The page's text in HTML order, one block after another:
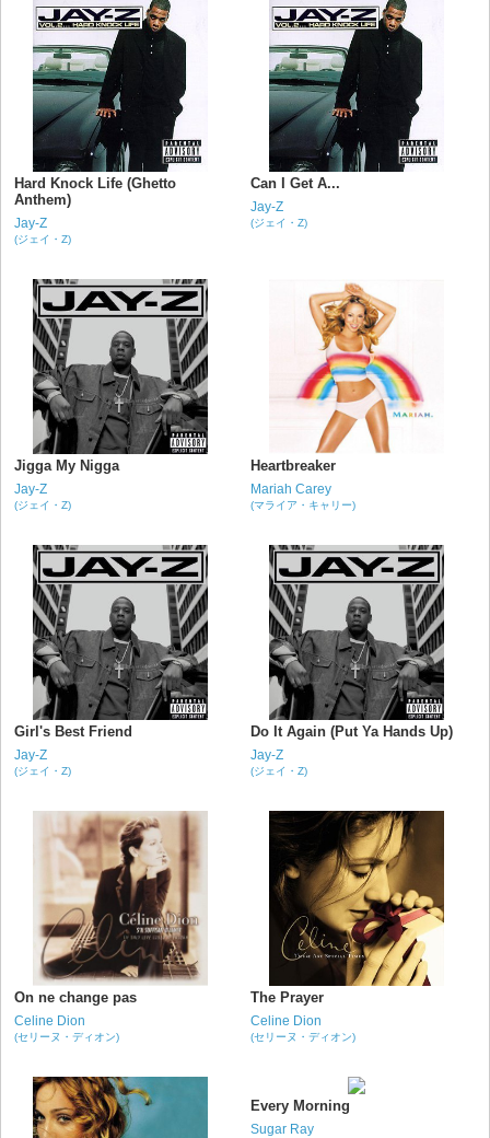
Hard Knock Life (Ghetto
Anthem)
Jay-Z
(ジェイ・Z)
Can I Get A...
Jay-Z
(ジェイ・Z)
Jigga My Nigga
Jay-Z
(ジェイ・Z)
Heartbreaker
Mariah Carey
(マライア・キャリー)
Girl's Best Friend
Jay-Z
(ジェイ・Z)
Do It Again (Put Ya Hands Up)
Jay-Z
(ジェイ・Z)
On ne change pas
Celine Dion
(セリーヌ・ディオン)
The Prayer
Celine Dion
(セリーヌ・ディオン)
Every Morning
Sugar Ray